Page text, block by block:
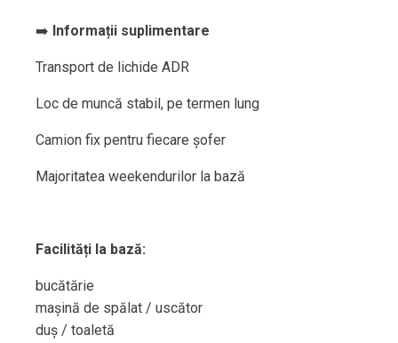
➡️ Informații suplimentare
Transport de lichide ADR
Loc de muncă stabil, pe termen lung
Camion fix pentru fiecare șofer
Majoritatea weekendurilor la bază
Facilități la bază:
bucătărie
mașină de spălat / uscător
duș / toaletă